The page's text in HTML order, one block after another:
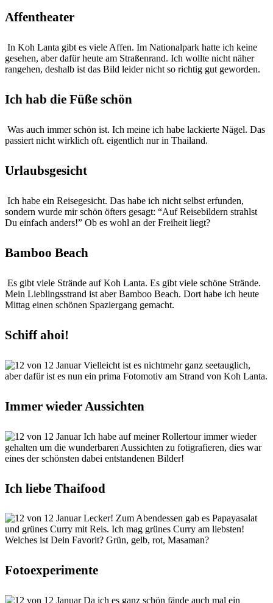
Affentheater
In Koh Lanta gibt es viele Affen. Im Nationalpark hatte ich keine
gesehen, aber dafür heute am Straßenrand. Ich wollte nicht näher
rangehen, deshalb ist das Bild leider nicht so richtig gut geworden.
Ich hab die Füße schön
Was auch immer schön ist. Ich meine ich habe lackierte Nägel. Das
passiert nicht wirklich oft. eigentlich nur in Thailand.
Urlaubsgesicht
Ich habe ein Reisegesicht. Das habe ich nicht selbst erfunden,
sondern wurde mir schön öfters gesagt: “Auf Reisebildern strahlst
Du einfach anders!” Ob es wohl an der Freiheit liegt?
Bamboo Beach
Es gibt viele Strände auf Koh Lanta. Es gibt viele schöne Strände.
Mein Lieblingsstrand ist aber Bamboo Beach. Dort habe ich heute
Mittag einen schönen Spaziergang gemacht.
Schiff ahoi!
Vielleicht ist es nichtmehr ganz seetauglich,
aber dafür ist es nun ein prima Fotomotiv am Strand von Koh Lanta.
Immer wieder Aussichten
Ich habe auf meiner Rollertour immer wieder
gehalten um die wunderbaren Aussichten zu fotigrafieren, dies war
eines der schönsten dabei entstandenen Bilder!
Ich liebe Thaifood
Lecker! Zum Abendessen gab es Papayasalat
und grünes Curry mit Reis. Ich mag grünes Curry am liebsten!
Welches ist Dein Favorit? Grün, gelb, rot, Masaman?
Fotoexperimente
Da ich es ganz schön fände auch mal ein